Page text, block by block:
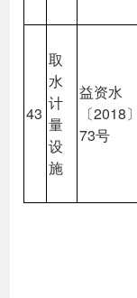
43
取
水
计
量
设
施
益资水
〔2018〕
73号